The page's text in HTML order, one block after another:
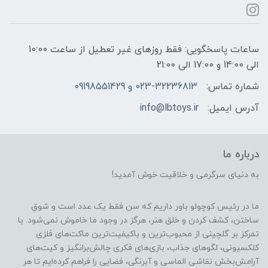
ساعات پاسخگویی: فقط روزهای غیر تعطیل از ساعت 10:00
الی 14:00 و 17:00 الی 21:00
شماره تماس:
023-32236813 و 09198551429
آدرس ایمیل:
info@lbtoys.ir
درباره ما
به دنیای سرگرمی و خلاقیت خوش آمدید!
ما در رئیس کوچولو باور داریم که سن فقط یک عدد است و شوقِ
ساختن، کشف کردن و خلق هنر، هرگز در وجود ما خاموش نمی‌شود. با
تمرکز بر گلچینی از محبوب‌ترین و باکیفیت‌ترین ماکت‌های فلزی
کلکسیونی، لگوهای جذاب، بازی‌های فکری چالش‌برانگیز و کیت‌های
آرامش‌بخش نقاشی الماسی و آبرنگی، فضایی را فراهم کرده‌ایم تا هر